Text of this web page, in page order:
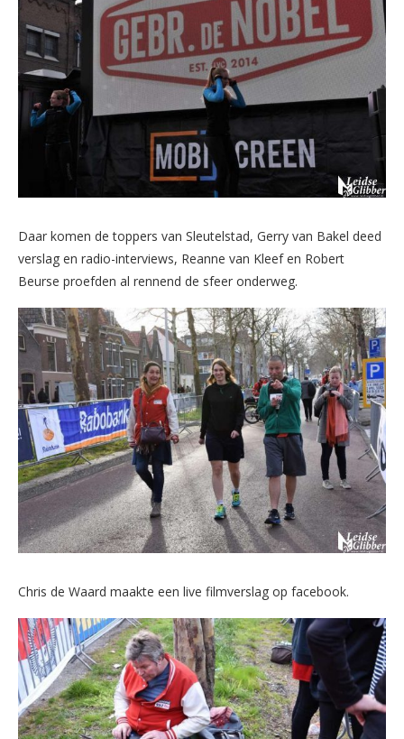
Daar komen de toppers van Sleutelstad, Gerry van Bakel deed
verslag en radio-interviews, Reanne van Kleef en Robert
Beurse proefden al rennend de sfeer onderweg.
Chris de Waard maakte een live filmverslag op facebook.